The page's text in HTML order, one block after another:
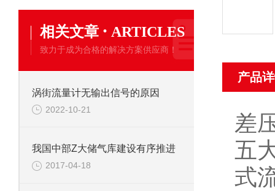
相关文章 · ARTICLES
致力于成为合格的解决方案供应商！
涡街流量计无输出信号的原因
2022-10-21
我国中部Z大储气库建设有序推进
2017-04-18
产品
差
五
式